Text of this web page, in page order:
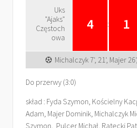
Uks
"Ajaks"
Częstoch
owa
4 : 1
Michalczyk 7', 21', Majer
Do przerwy (3:0)
skład : Fyda Szymon, Kościelny
Adam, Majer Dominik, Michalczyk
Szymon, Pulcer Michał, Ratecki